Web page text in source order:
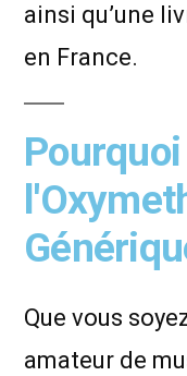
ainsi qu’une
en France.
Que vous
amateur de